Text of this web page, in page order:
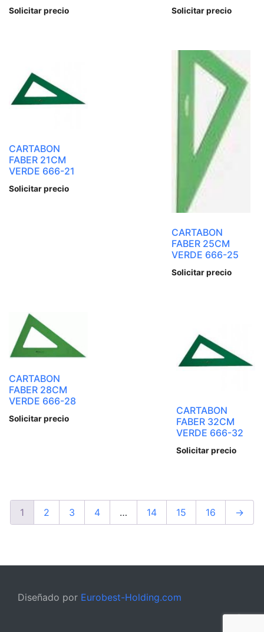
Solicitar precio Solicitar precio
CARTABON
FABER 21CM
VERDE 666-21
Solicitar precio
CARTABON
FABER 25CM
VERDE 666-25
Solicitar precio
CARTABON
FABER 28CM
VERDE 666-28
Solicitar precio
CARTABON
FABER 32CM
VERDE 666-32
Solicitar precio
1 2 3 4 … 14 15 16 →
Diseñado por Eurobest-Holding.com